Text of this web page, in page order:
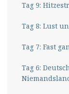
Tag 9:
Tag 8: Lust
Tag 7:
Tag 6: